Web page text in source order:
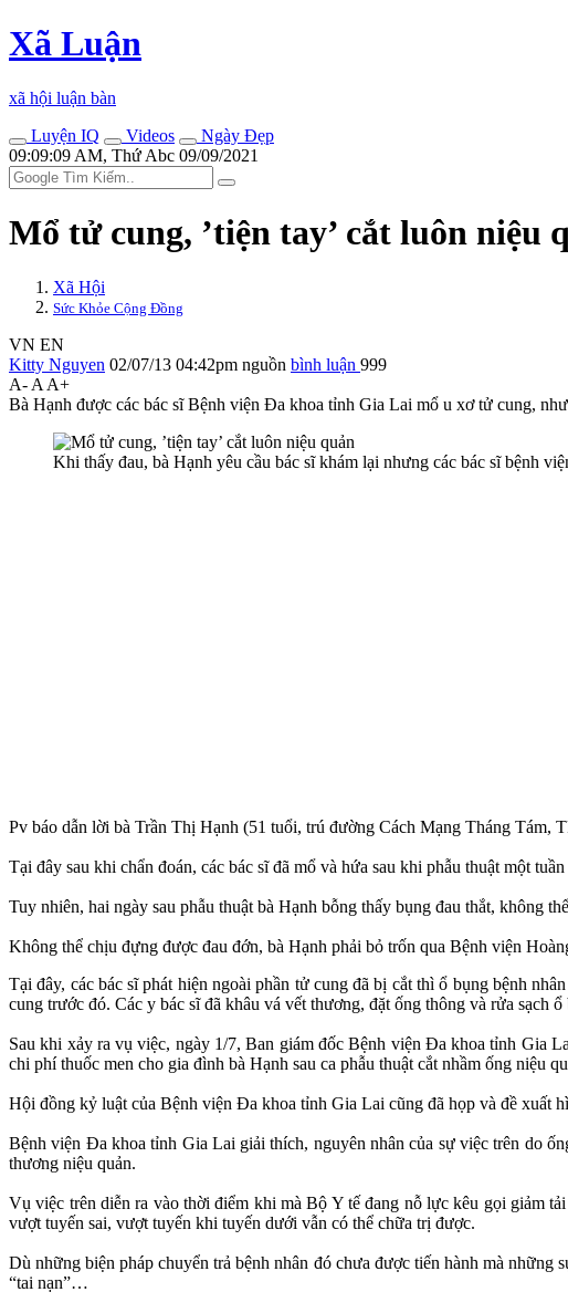
Xã Luận
xã hội luận bàn
Luyện IQ
Videos
Ngày Đẹp
09:09:09 AM, Thứ Abc 09/09/2021
Mổ tử cung, ’tiện tay’ cắt luôn niệu
Xã Hội
Sức Khỏe Cộng Đồng
VN EN
Kitty Nguyen 02/07/13 04:42pm nguồn bình luận 999
A- A A+
Bà Hạnh được các bác sĩ Bệnh viện Đa khoa tỉnh Gia Lai mổ u xơ tử cung,
Khi thấy đau, bà Hạnh yêu cầu bác sĩ khám lại nhưng các bác sĩ bệnh
Pv báo dẫn lời bà Trần Thị Hạnh (51 tuổi, trú đường Cách Mạng Tháng Tám,
Tại đây sau khi chẩn đoán, các bác sĩ đã mổ và hứa sau khi phẫu thuật một
Tuy nhiên, hai ngày sau phẫu thuật bà Hạnh bỗng thấy bụng đau thắt, không
Không thể chịu đựng được đau đớn, bà Hạnh phải bỏ trốn qua Bệnh viện
Tại đây, các bác sĩ phát hiện ngoài phần tử cung đã bị cắt thì ổ bụng bệnh
cung trước đó. Các y bác sĩ đã khâu vá vết thương, đặt ống thông và rửa sạch ổ
Sau khi xảy ra vụ việc, ngày 1/7, Ban giám đốc Bệnh viện Đa khoa tỉnh Gia
chi phí thuốc men cho gia đình bà Hạnh sau ca phẫu thuật cắt nhầm ống niệu
Hội đồng kỷ luật của Bệnh viện Đa khoa tỉnh Gia Lai cũng đã họp và đề xuất
Bệnh viện Đa khoa tỉnh Gia Lai giải thích, nguyên nhân của sự việc trên do
thương niệu quản.
Vụ việc trên diễn ra vào thời điểm khi mà Bộ Y tế đang nỗ lực kêu gọi giảm
vượt tuyến sai, vượt tuyến khi tuyến dưới vẫn có thể chữa trị được.
Dù những biện pháp chuyển trả bệnh nhân đó chưa được tiến hành mà những
“tai nạn”…